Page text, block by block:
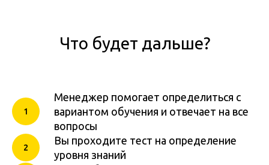
Что будет дальше?
Менеджер помогает определиться с
вариантом обучения и отвечает на все
вопросы
Вы проходите тест на определение
уровня знаний